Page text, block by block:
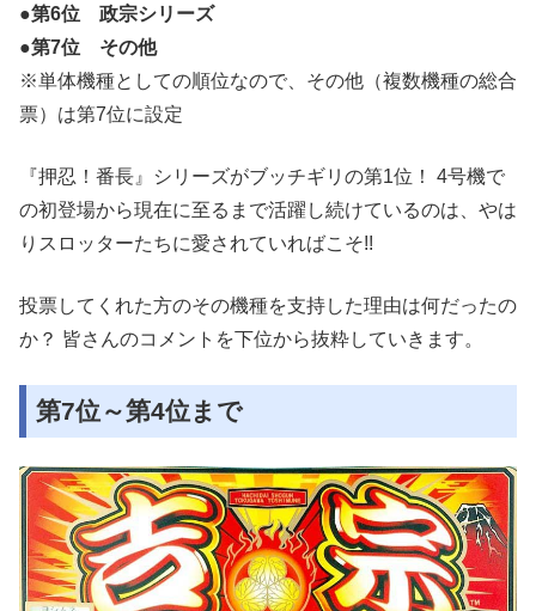
●第6位 政宗シリーズ
●第7位 その他
※単体機種としての順位なので、その他（複数機種の総合
票）は第7位に設定
『押忍！番長』シリーズがブッチギリの第1位！ 4号機で
の初登場から現在に至るまで活躍し続けているのは、やは
りスロッターたちに愛されていればこそ!!
投票してくれた方のその機種を支持した理由は何だったの
か？ 皆さんのコメントを下位から抜粋していきます。
第7位～第4位まで